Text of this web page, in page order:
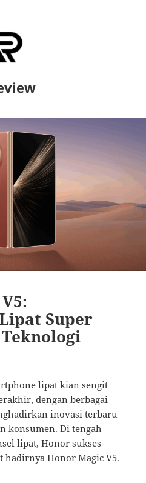
Super
lipat kian sengit
dengan berbagai
inovasi terbaru
konsumen. Di tengah
lipat, Honor sukses
Honor Magic V5.